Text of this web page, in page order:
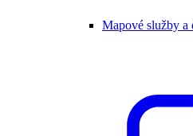
Mapové služby